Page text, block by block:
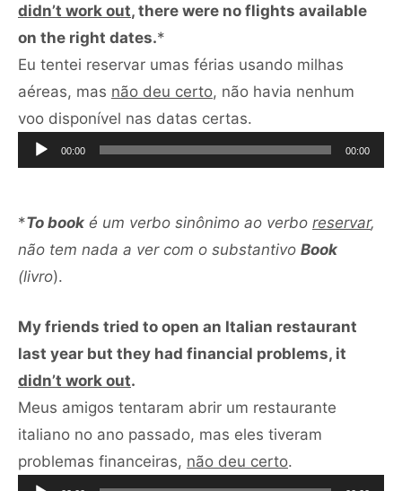
didn’t work out, there were no flights available
on the right dates.*
Eu tentei reservar umas férias usando milhas
aéreas, mas não deu certo, não havia nenhum
voo disponível nas datas certas.
de
áudio
00:00 00:00
*To book é um verbo sinônimo ao verbo reservar,
não tem nada a ver com o substantivo Book
(livro).
My friends tried to open an Italian restaurant
last year but they had financial problems, it
didn’t work out.
Meus amigos tentaram abrir um restaurante
italiano no ano passado, mas eles tiveram
problemas financeiras, não deu certo.
de